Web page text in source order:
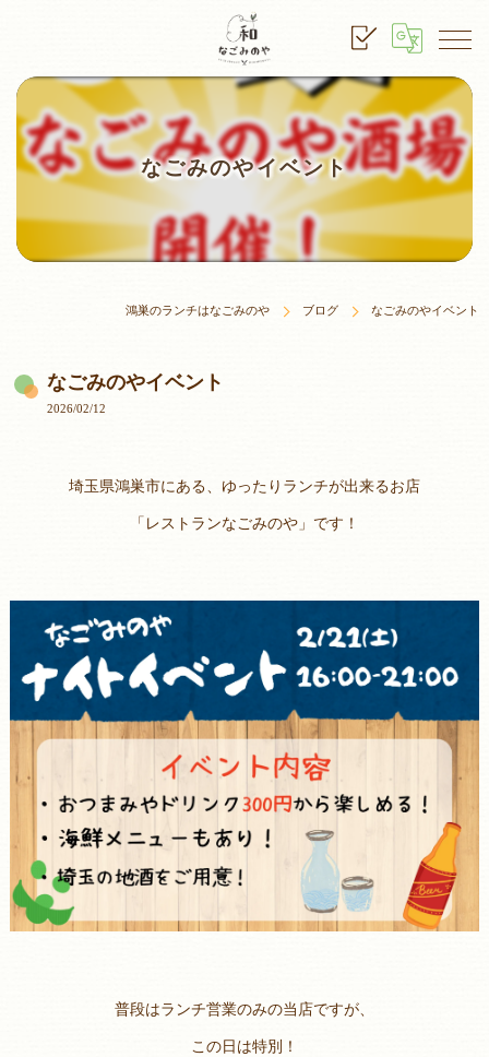
なごみのやイベント
鴻巣のランチはなごみのや ブログ なごみのやイベント
なごみのやイベント
2026/02/12
埼玉県鴻巣市にある、ゆったりランチが出来るお店
「レストランなごみのや」です！
普段はランチ営業のみの当店ですが、
この日は特別！